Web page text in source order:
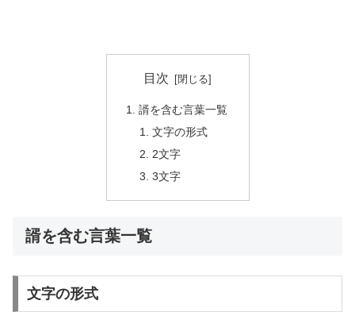
目次
諝を含む言葉一覧
文字の形式
2文字
3文字
諝を含む言葉一覧
文字の形式